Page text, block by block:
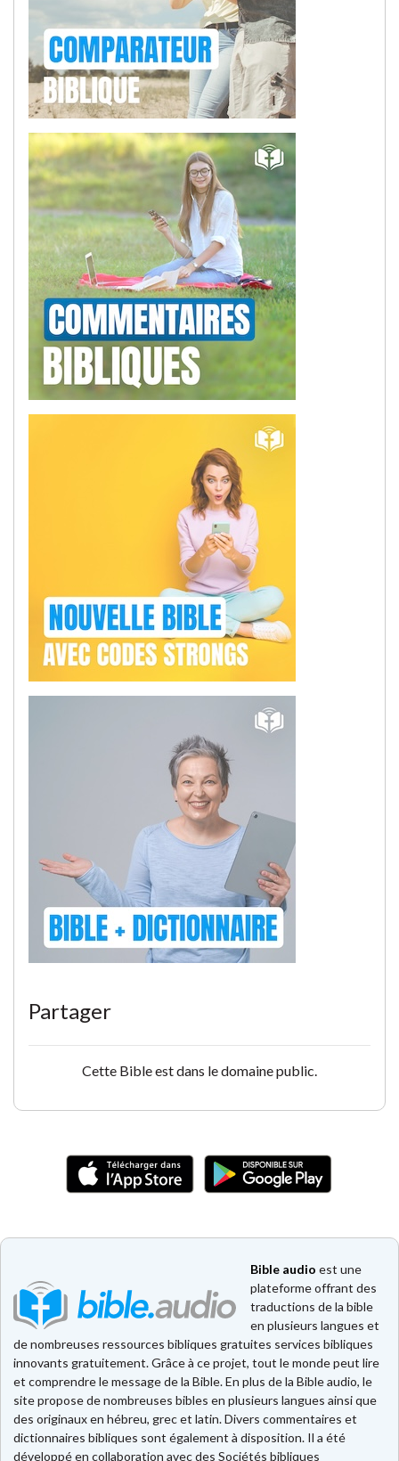
Partager
Cette Bible est dans le domaine public.
Bible audio est une
plateforme offrant des
traductions de la bible
en plusieurs langues et
de nombreuses ressources bibliques gratuites services bibliques
innovants gratuitement. Grâce à ce projet, tout le monde peut lire
et comprendre le message de la Bible. En plus de la Bible audio, le
site propose de nombreuses bibles en plusieurs langues ainsi que
des originaux en hébreu, grec et latin. Divers commentaires et
dictionnaires bibliques sont également à disposition. Il a été
développé en collaboration avec des Sociétés bibliques